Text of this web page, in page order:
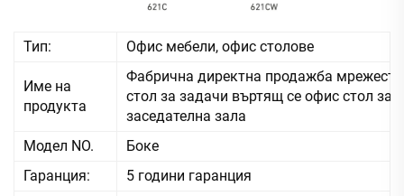
Тип: Офис мебели, офис столове
Име на
продукта
Фабрична директна продажба мрежест
стол за задачи въртящ се офис стол за
заседателна зала
Модел NO.
Боке
Гаранция:
5 години гаранция